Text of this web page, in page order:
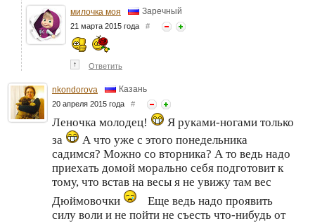
милочка моя Заречный
21 марта 2015 года #
↑ Ответить
nkondorova Казань
20 апреля 2015 года #
Леночка молодец!
Я руками-ногами только
за
А что уже с этого понедельника
садимся? Можно со вторника? А то ведь надо
приехать домой морально себя подготовит к
тому, что встав на весы я не увижу там вес
Дюймовочки
Еще ведь надо проявить
силу воли и не пойти не съесть что-нибудь от